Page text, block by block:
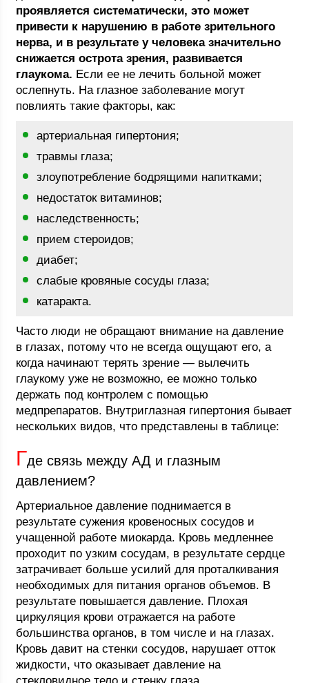
проявляется систематически, это может
привести к нарушению в работе зрительного
нерва, и в результате у человека значительно
снижается острота зрения, развивается
глаукома. Если ее не лечить больной может
ослепнуть. На глазное заболевание могут
повлиять такие факторы, как:
артериальная гипертония;
травмы глаза;
злоупотребление бодрящими напитками;
недостаток витаминов;
наследственность;
прием стероидов;
диабет;
слабые кровяные сосуды глаза;
катаракта.
Часто люди не обращают внимание на давление
в глазах, потому что не всегда ощущают его, а
когда начинают терять зрение — вылечить
глаукому уже не возможно, ее можно только
держать под контролем с помощью
медпрепаратов. Внутриглазная гипертония бывает
нескольких видов, что представлены в таблице:
Где связь между АД и глазным
давлением?
Артериальное давление поднимается в
результате сужения кровеносных сосудов и
учащенной работе миокарда. Кровь медленнее
проходит по узким сосудам, в результате сердце
затрачивает больше усилий для проталкивания
необходимых для питания органов объемов. В
результате повышается давление. Плохая
циркуляция крови отражается на работе
большинства органов, в том числе и на глазах.
Кровь давит на стенки сосудов, нарушает отток
жидкости, что оказывает давление на